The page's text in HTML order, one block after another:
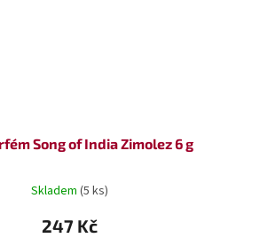
Song of India Zimolez 6 g
Skladem (5 ks)
247 Kč